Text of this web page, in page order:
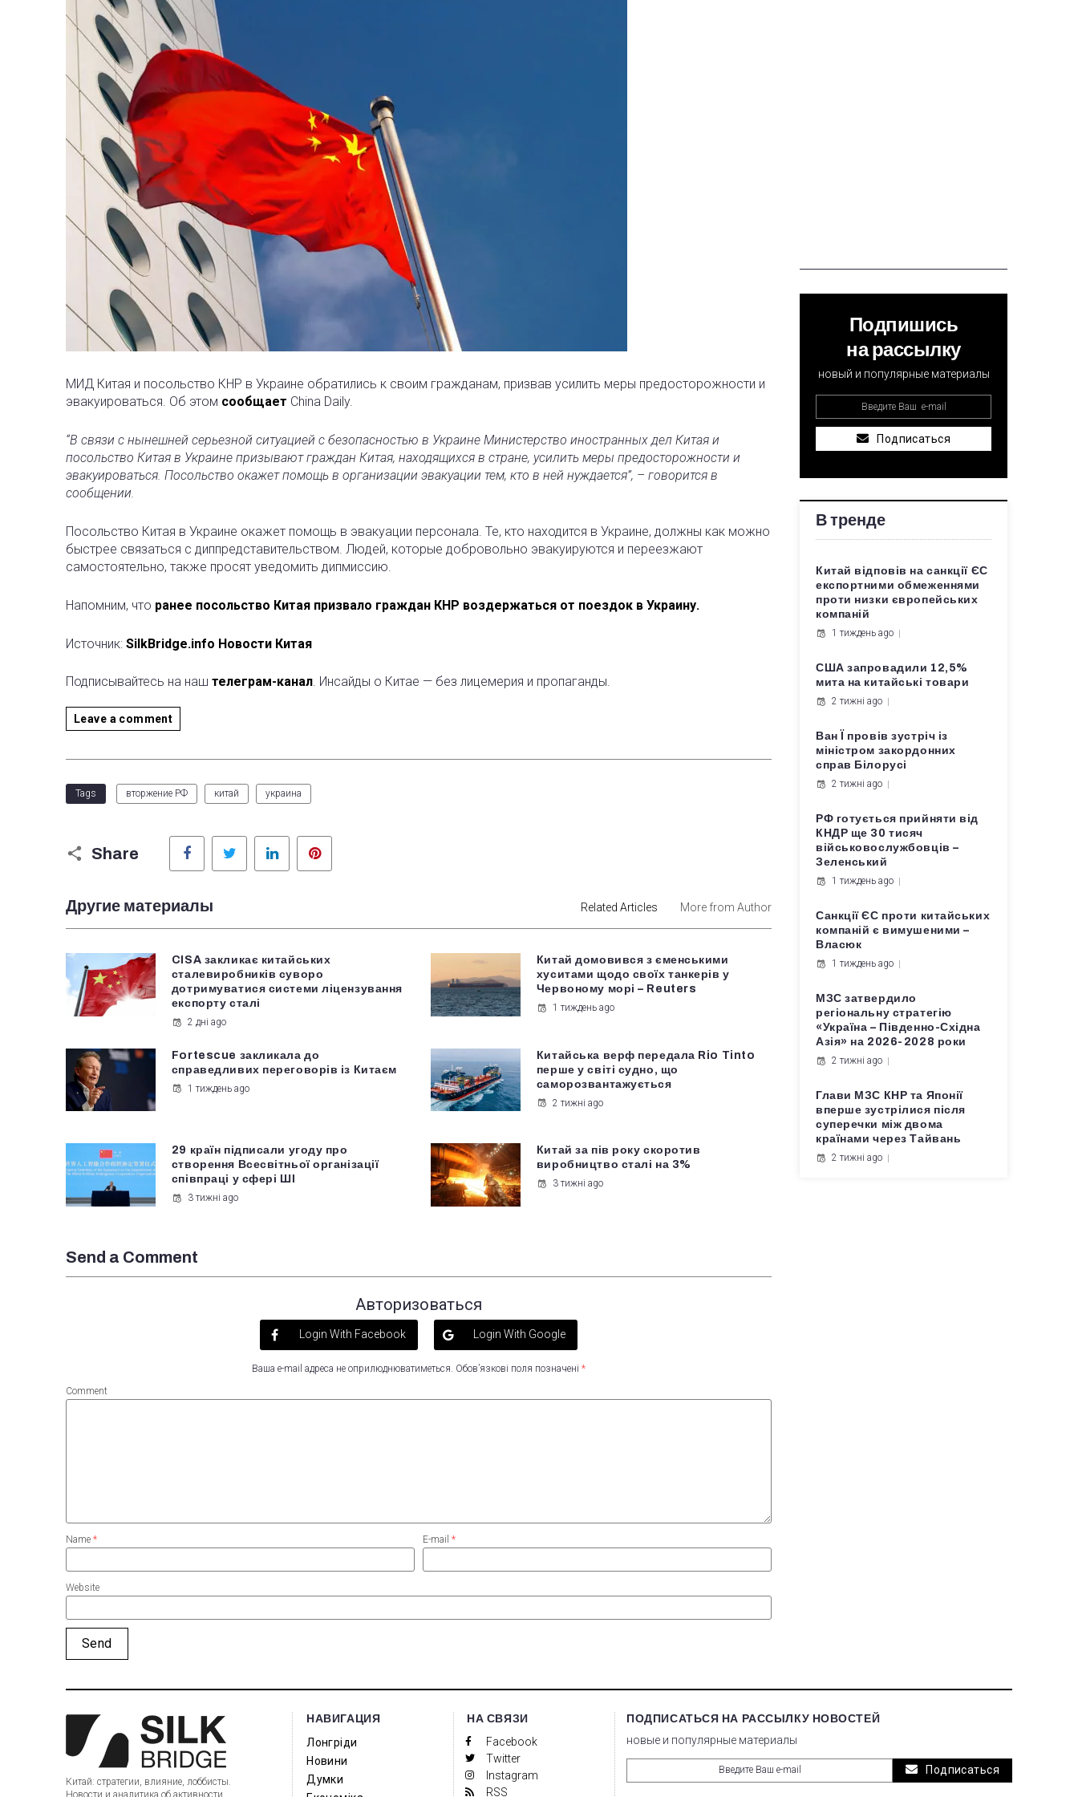
МИД Китая и посольство КНР в Украине обратились к своим гражданам, призвав усилить меры предосторожности и
эвакуироваться. Об этом сообщает China Daily.
“В связи с нынешней серьезной ситуацией с безопасностью в Украине Министерство иностранных дел Китая и
посольство Китая в Украине призывают граждан Китая, находящихся в стране, усилить меры предосторожности и
эвакуироваться. Посольство окажет помощь в организации эвакуации тем, кто в ней нуждается”, – говорится в
сообщении.
Посольство Китая в Украине окажет помощь в эвакуации персонала. Те, кто находится в Украине, должны как можно
быстрее связаться с диппредставительством. Людей, которые добровольно эвакуируются и переезжают
самостоятельно, также просят уведомить дипмиссию.
Напомним, что ранее посольство Китая призвало граждан КНР воздержаться от поездок в Украину.
Источник: SilkBridge.info Новости Китая
Подписывайтесь на наш телеграм-канал. Инсайды о Китае — без лицемерия и пропаганды.
Leave a comment
Tags вторжение РФ китай украина
Share
Facebook Twitter LinkedIn
Другие материалы Related Articles More from Author
CISA закликає китайських
сталевиробників суворо
дотримуватися системи ліцензування
експорту сталі
2 дні ago
Китай домовився з єменськими
хуситами щодо своїх танкерів у
Червоному морі – Reuters
1 тиждень ago
Fortescue закликала до
справедливих переговорів із Китаєм
1 тиждень ago
Китайська верф передала Rio Tinto
перше у світі судно, що
саморозвантажується
2 тижні ago
29 країн підписали угоду про
створення Всесвітньої організації
співпраці у сфері ШІ
3 тижні ago
Китай за пів року скоротив
виробництво сталі на 3%
3 тижні ago
Send a Comment
Авторизоваться
Login With Facebook Login With Google
Ваша e-mail адреса не оприлюднюватиметься. Обов’язкові поля позначені *
Comment
Name * E-mail *
Website
Подпишись
на рассылку
новый и популярные материалы
Подписаться
В тренде
Китай відповів на санкції ЄС
експортними обмеженнями
проти низки європейських
компаній
1 тиждень ago
США запровадили 12,5%
мита на китайські товари
2 тижні ago
Ван Ї провів зустріч із
міністром закордонних
справ Білорусі
2 тижні ago
РФ готується прийняти від
КНДР ще 30 тисяч
військовослужбовців –
Зеленський
1 тиждень ago
Санкції ЄС проти китайських
компаній є вимушеними –
Власюк
1 тиждень ago
МЗС затвердило
регіональну стратегію
«Україна – Південно-Східна
Азія» на 2026-2028 роки
2 тижні ago
Глави МЗС КНР та Японії
вперше зустрілися після
суперечки між двома
країнами через Тайвань
2 тижні ago
Китай: стратегии, влияние, лоббисты.
Новости и аналитика об активности
НАВИГАЦИЯ
Лонгріди
Новини
Думки
НА СВЯЗИ
Facebook
Twitter
Instagram
RSS
ПОДПИСАТЬСЯ НА РАССЫЛКУ НОВОСТЕЙ
новые и популярные материалы
Подписаться